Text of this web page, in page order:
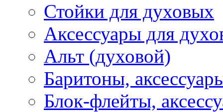
Стойки для духовых
Аксессуары для
Альт (духовой)
Баритоны,
Блок-флейты,